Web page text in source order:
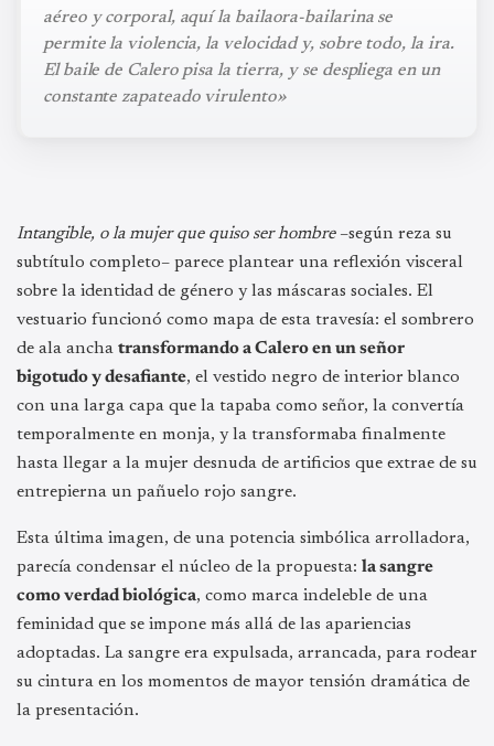
aéreo y corporal, aquí la bailaora-bailarina se
permite la violencia, la velocidad y, sobre todo, la ira.
El baile de Calero pisa la tierra, y se despliega en un
constante zapateado virulento»
Intangible, o la mujer que quiso ser hombre–según reza su
subtítulo completo– parece plantear una reflexión visceral
sobre la identidad de género y las máscaras sociales. El
vestuario funcionó como mapa de esta travesía: el sombrero
de ala ancha transformando a Calero en un señor
bigotudo y desafiante, el vestido negro de interior blanco
con una larga capa que la tapaba como señor, la convertía
temporalmente en monja, y la transformaba finalmente
hasta llegar a la mujer desnuda de artificios que extrae de su
entrepierna un pañuelo rojo sangre.
Esta última imagen, de una potencia simbólica arrolladora,
parecía condensar el núcleo de la propuesta: la sangre
como verdad biológica, como marca indeleble de una
feminidad que se impone más allá de las apariencias
adoptadas. La sangre era expulsada, arrancada, para rodear
su cintura en los momentos de mayor tensión dramática de
la presentación.